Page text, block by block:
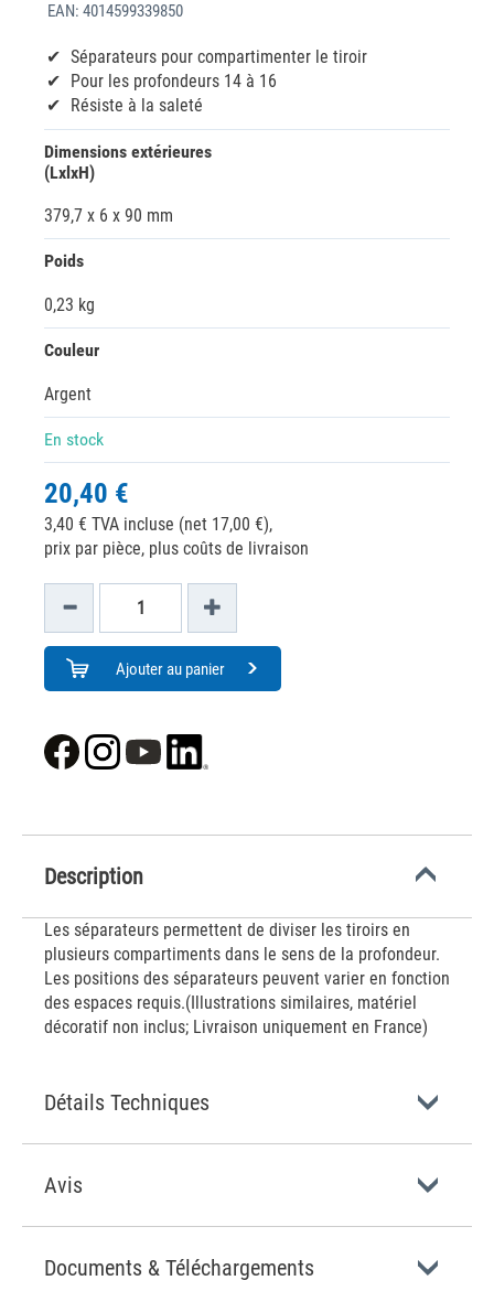
EAN: 4014599339850
Séparateurs pour compartimenter le tiroir
Pour les profondeurs 14 à 16
Résiste à la saleté
Dimensions extérieures
(LxlxH)
379,7 x 6 x 90 mm
Poids
0,23 kg
Couleur
Argent
En stock
20,40 €
3,40 € TVA incluse (net 17,00 €),
prix par pièce, plus coûts de livraison
Ajouter au panier
Description
Les séparateurs permettent de diviser les tiroirs en
plusieurs compartiments dans le sens de la profondeur.
Les positions des séparateurs peuvent varier en fonction
des espaces requis.(Illustrations similaires, matériel
décoratif non inclus; Livraison uniquement en France)
Détails Techniques
Avis
Documents & Téléchargements